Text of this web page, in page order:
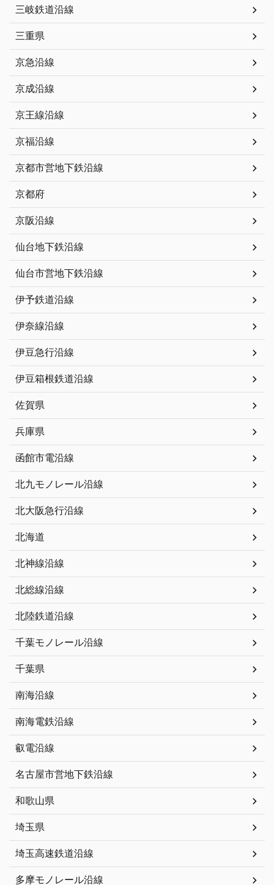
三岐鉄道沿線
三重県
京急沿線
京成沿線
京王線沿線
京福沿線
京都市営地下鉄沿線
京都府
京阪沿線
仙台地下鉄沿線
仙台市営地下鉄沿線
伊予鉄道沿線
伊奈線沿線
伊豆急行沿線
伊豆箱根鉄道沿線
佐賀県
兵庫県
函館市電沿線
北九モノレール沿線
北大阪急行沿線
北海道
北神線沿線
北総線沿線
北陸鉄道沿線
千葉モノレール沿線
千葉県
南海沿線
南海電鉄沿線
叡電沿線
名古屋市営地下鉄沿線
和歌山県
埼玉県
埼玉高速鉄道沿線
多摩モノレール沿線